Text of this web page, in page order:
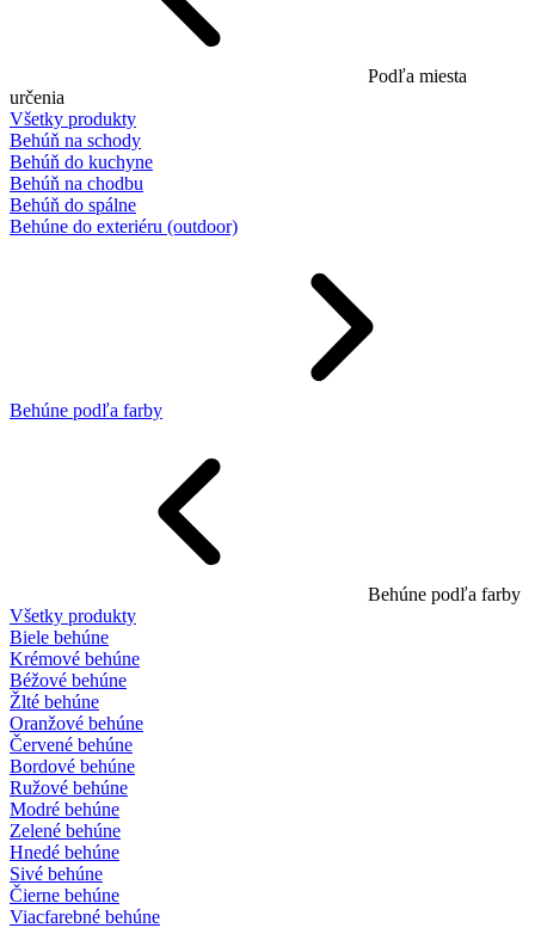
Podľa miesta
určenia
Všetky produkty
Behúň na schody
Behúň do kuchyne
Behúň na chodbu
Behúň do spálne
Behúne do exteriéru (outdoor)
Behúne podľa farby
Behúne podľa farby
Všetky produkty
Biele behúne
Krémové behúne
Béžové behúne
Žlté behúne
Oranžové behúne
Červené behúne
Bordové behúne
Ružové behúne
Modré behúne
Zelené behúne
Hnedé behúne
Sivé behúne
Čierne behúne
Viacfarebné behúne